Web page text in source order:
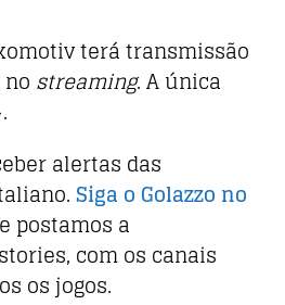
terá transmissão
streaming. A única
.
alertas das
Siga o Golazzo no
postamos a
com os canais
os jogos.